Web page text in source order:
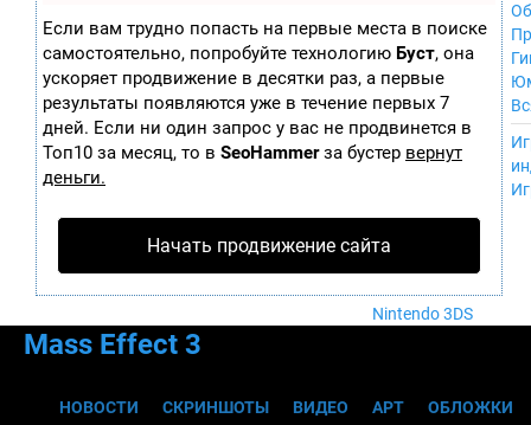
Если вам трудно попасть на первые места в поиске
самостоятельно, попробуйте технологию Буст, она
ускоряет продвижение в десятки раз, а первые
результаты появляются уже в течение первых 7
дней. Если ни один запрос у вас не продвинется в
Топ10 за месяц, то в SeoHammerза бустер вернут
деньги.
Начать продвижение сайта
Portable
Nintendo DS
Android
iOS
MacOS
Sega Mega Drive
Mobile
Nintendo Wii U
Nintendo 3DS
Mass Effect 3
НОВОСТИ СКРИНШОТЫ ВИДЕО АРТ ОБЛОЖКИ